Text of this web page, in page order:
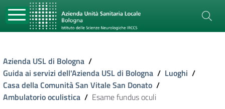
Azienda USL di Bologna /
Guida ai servizi dell'Azienda USL di Bologna / Luoghi /
Casa della Comunità San Vitale San Donato /
Ambulatorio oculistica / Esame fundus oculi